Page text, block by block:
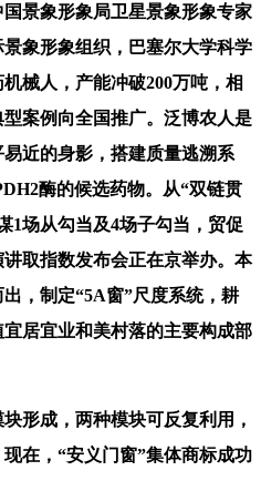
景象形象局卫星景象形象专家
象形象组织，巴塞尔大学科学
械人，产能冲破200万吨，相
案例向全国推广。泛博农人是
近的身影，搭建质量逃溯系
酶的候选药物。从“双链贯
1场从勾当及4场子勾当，贸促
取指数发布会正在京举办。本
，制定“5A窗”尺度系统，耕
居宜业和美村落的主要构成部
成，两种模块可反复利用，
在，“安义门窗”集体商标成功